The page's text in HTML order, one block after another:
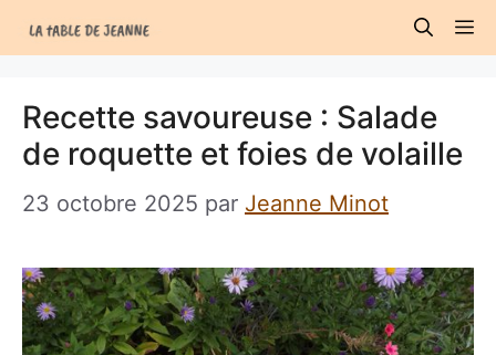
au
Recette savoureuse : Salade
de roquette et foies de volaille
23 octobre 2025 par Jeanne Minot